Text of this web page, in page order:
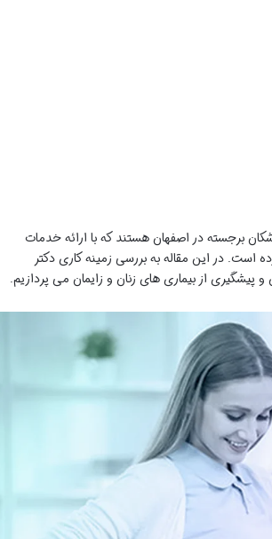
برجسته در اصفهان هستند که با ارائه خدمات
است. در این مقاله به بررسی زمینه کاری دکتر
از بیماری های زنان و زایمان می پردازیم.